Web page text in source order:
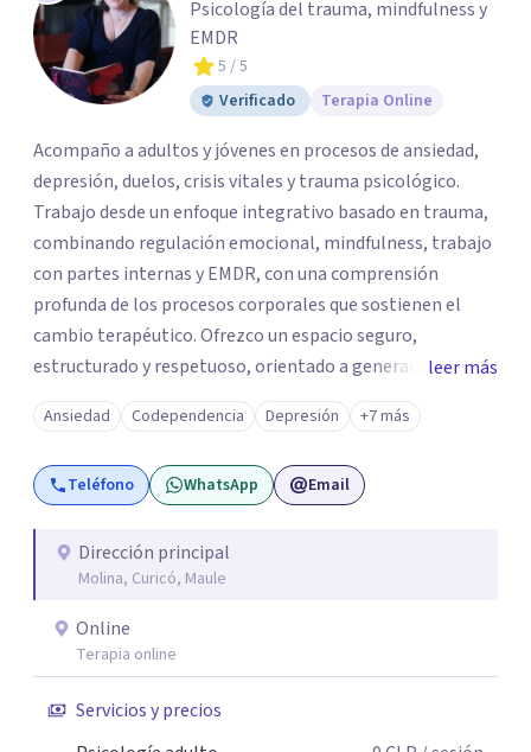
Psicología del trauma, mindfulness y
EMDR
5 / 5
Verificado
Terapia Online
Acompaño a adultos y jóvenes en procesos de ansiedad,
depresión, duelos, crisis vitales y trauma psicológico.
Trabajo desde un enfoque integrativo basado en trauma,
combinando regulación emocional, mindfulness, trabajo
con partes internas y EMDR, con una comprensión
profunda de los procesos corporales que sostienen el
cambio terapéutico. Ofrezco un espacio seguro,
estructurado y respetuoso, orientado a generar
estabilidad, alivio sintomático y transformación
profunda, avanzando a un ritmo acorde a la historia y
necesidades de cada persona. Si buscas un
acompañamiento profesional, humano y comprometido
honor acompañarte.
leer más
Ansiedad Codependencia Depresión +7 más
Teléfono WhatsApp Email
Dirección principal
Molina, Curicó, Maule
Online
Terapia online
Servicios y precios